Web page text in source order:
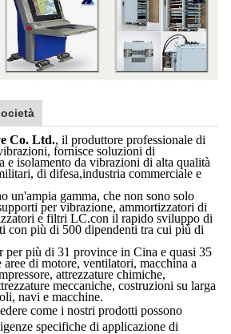
Co. Ltd., il produttore professionale di
fornisce soluzioni di
e isolamento da vibrazioni di alta qualità
di difesa,industria commerciale e
un'ampia gamma, che non sono solo
per vibrazione, ammortizzatori di
e filtri LC.con il rapido sviluppo di
con più di 500 dipendenti tra cui più di
per più di 31 province in Cina e quasi 35
aree di motore, ventilatori, macchina a
attrezzature chimiche,
meccaniche, costruzioni su larga
navi e macchine.
come i nostri prodotti possono
specifiche di applicazione di